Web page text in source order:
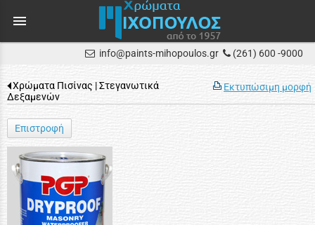
menu
info@paints-mihopoulos.gr (261) 600 -9000
Εκτυπώσιμη μορφή
Χρώματα Πισίνας | Στεγανωτικά
Δεξαμενών
Επιστροφή